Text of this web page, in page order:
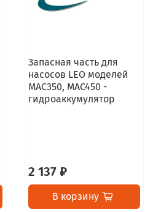
Запасная часть для
насосов LEO моделей
MAC350, MAC450 -
гидроаккумулятор
2 137 ₽
В корзину